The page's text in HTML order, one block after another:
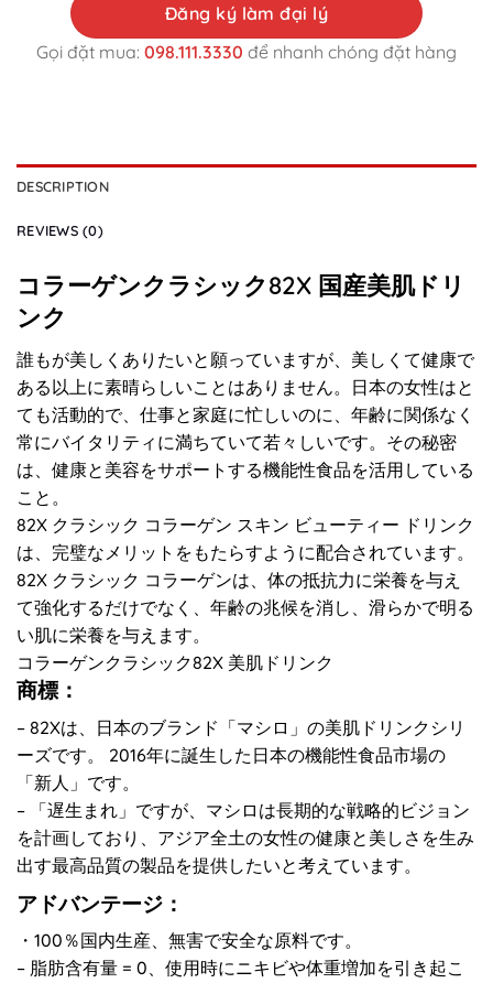
Đăng ký làm đại lý
Gọi đặt mua: 098.111.3330 để nhanh chóng đặt hàng
DESCRIPTION
REVIEWS (0)
コラーゲンクラシック82X 国産美肌ドリ
ンク
誰もが美しくありたいと願っていますが、美しくて健康で
ある以上に素晴らしいことはありません。日本の女性はと
ても活動的で、仕事と家庭に忙しいのに、年齢に関係なく
常にバイタリティに満ちていて若々しいです。その秘密
は、健康と美容をサポートする機能性食品を活用している
こと。
82X クラシック コラーゲン スキン ビューティー ドリンク
は、完璧なメリットをもたらすように配合されています。
82X クラシック コラーゲンは、体の抵抗力に栄養を与え
て強​​化するだけでなく、年齢の兆候を消し、滑らかで明る
い肌に栄養を与えます。
コラーゲンクラシック82X 美肌ドリンク
商標：
– 82Xは、日本のブランド「マシロ」の美肌ドリンクシリ
ーズです。 2016年に誕生した日本の機能性食品市場の
「新人」です。
– 「遅生まれ」ですが、マシロは長期的な戦略的ビジョン
を計画しており、アジア全土の女性の健康と美しさを生み
出す最高品質の製品を提供したいと考えています。
アドバンテージ：
・100％国内生産、無害で安全な原料です。
– 脂肪含有量 = 0、使用時にニキビや体重増加を引き起こ